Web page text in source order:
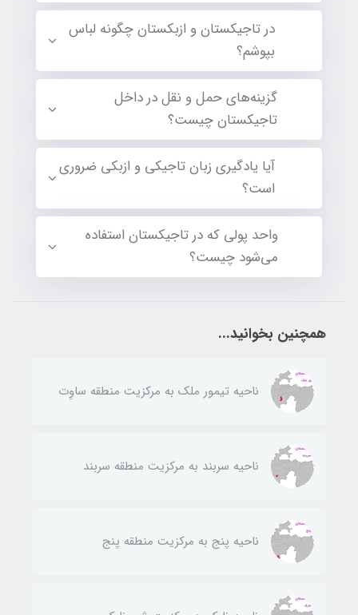
در تاجیکستان و ازبکستان چگونه لباس
بپوشم؟
گزینه‌های حمل و نقل در داخل
تاجیکستان چیست؟
آیا یادگیری زبان تاجیکی و ازبکی ضروری
است؟
واحد پولی که در تاجیکستان استفاده
می‌شود چیست؟
همچنین بخوانید...
ناحيه تيمور ملك به مركزيت منطقه ساوِت
ناحيه سربند به مركزيت منطقه سربند
ناحيه پنج به مركزيت منطقه پنج